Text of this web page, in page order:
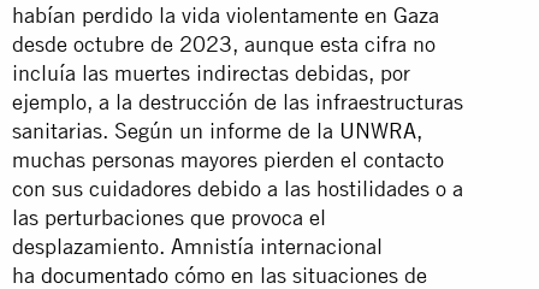
habían perdido la vida violentamente en Gaza
desde octubre de 2023, aunque esta cifra no
incluía las muertes indirectas debidas, por
ejemplo, a la destrucción de las infraestructuras
sanitarias. Según un informe de la UNWRA,
muchas personas mayores pierden el contacto
con sus cuidadores debido a las hostilidades o a
las perturbaciones que provoca el
desplazamiento. Amnistía internacional
ha documentado cómo en las situaciones de